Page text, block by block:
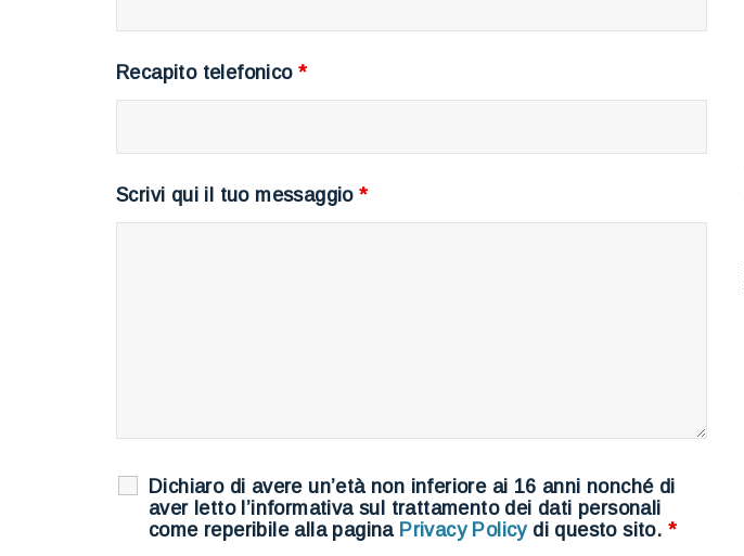
Recapito telefonico *
Scrivi qui il tuo messaggio*
Dichiaro di avere un’età non inferiore ai 16 anni nonché di
aver letto l’informativa sul trattamento dei dati personali
come reperibile alla pagina Privacy Policydi questo sito. *